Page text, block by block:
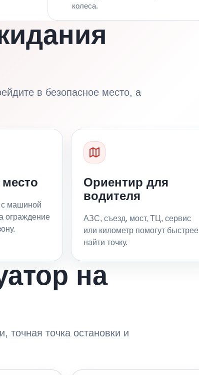
колеса.
в безопасное место, а
с машиной
ограждение
Ориентир для
водителя
АЗС, съезд, мост, ТЦ, сервис
или километр помогут быстрее
найти точку.
на
точная точка остановки и